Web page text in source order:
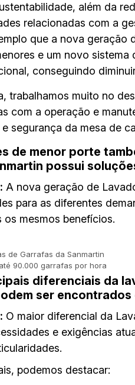
além da
relacionadas com a
que a nova
e um novo
conseguindo
trabalhamos muito no
com a operação e
segurança da mesa de
de menor porte
possui
A nova geração de
para as diferentes
mesmos benefícios.
de Garrafas da Sanmartin
90.000 garrafas por hora
diferenciais da
ser encontrados
O maior diferencial da
e exigências
podemos destacar: